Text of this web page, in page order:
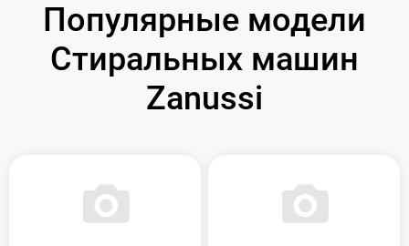
Популярные модели
Стиральных машин
Zanussi